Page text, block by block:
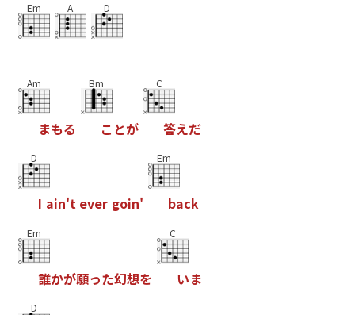
Em A D
Am
まもる
Bm
こ とが
C
答えだ
D
I ain't ever goin'
Em
back
Em
誰かが願った幻想を
C
いま
D